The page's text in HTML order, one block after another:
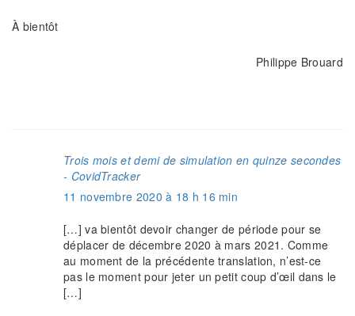
À bientôt
Philippe Brouard
Trois mois et demi de simulation en quinze secondes
- CovidTracker
11 novembre 2020 à 18 h 16 min
[…] va bientôt devoir changer de période pour se
déplacer de décembre 2020 à mars 2021. Comme
au moment de la précédente translation, n’est-ce
pas le moment pour jeter un petit coup d’œil dans le
[…]